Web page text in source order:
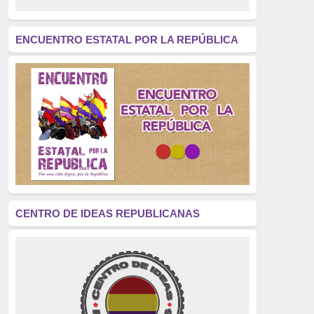
América Latina
(305)
Exhumación
(304)
Golpe de Estado
(304)
Brigadas Internacionales
(303)
pensamiento
(294)
Revisionismo
(289)
La Transición
(275)
educación pública
(270)
La Izquierda
(260)
ENCUENTRO ESTATAL POR LA REPÚBLICA
CENTRO DE IDEAS REPUBLICANAS